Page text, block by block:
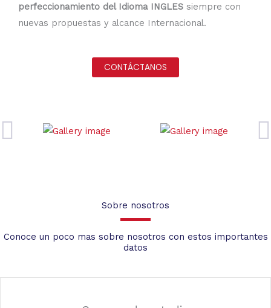
perfeccionamiento del Idioma INGLES siempre con
nuevas propuestas y alcance Internacional.
CONTÁCTANOS
Sobre nosotros
Conoce un poco mas sobre nosotros con estos importantes
datos